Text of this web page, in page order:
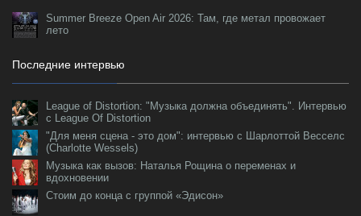
Summer Breeze Open Air 2026: Там, где метал провожает
лето
Последние интервью
League of Distortion: "Музыка должна объединять". Интервью
с League Of Distortion
"Для меня сцена - это дом": интервью с Шарлоттой Весселс
(Charlotte Wessels)
Музыка как вызов: Наталья Рощина о переменах и
вдохновении
Стоим до конца с группой «Эдисон»